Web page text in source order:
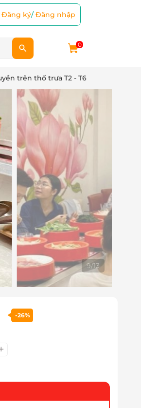
Đăng ký/Đăng nhập
0
trên thố trưa T2 - T6
10/13
-26%